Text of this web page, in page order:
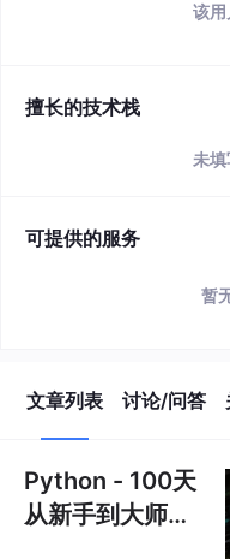
该
擅长的技术栈
未
可提供的服务
暂
文章列表 讨论/问答
Python - 100天
从新手到大师：